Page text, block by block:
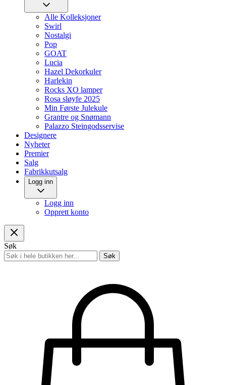
Alle Kolleksjoner
Swirl
Nostalgi
Pop
GOAT
Lucia
Hazel Dekorkuler
Harlekin
Rocks XO lamper
Rosa sløyfe 2025
Min Første Julekule
Grantre og Snømann
Palazzo Steingodsservise
Designere
Nyheter
Premier
Salg
Fabrikkutsalg
Logg inn
Logg inn
Opprett konto
Søk
Søk